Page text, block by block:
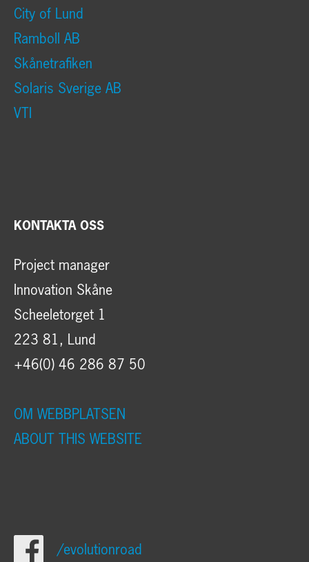
City of Lund
Ramboll AB
Skånetrafiken
Solaris Sverige AB
VTI
KONTAKTA OSS
Project manager
Innovation Skåne
Scheeletorget 1
223 81, Lund
+46(0) 46 286 87 50
OM WEBBPLATSEN
ABOUT THIS WEBSITE
/evolutionroad